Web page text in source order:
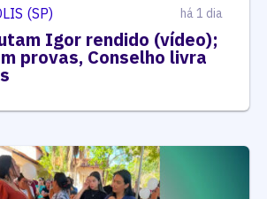
(SP) há 1 dia
Igor rendido (vídeo);
provas, Conselho livra